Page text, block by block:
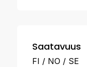
Saatavuus
FI NO SE